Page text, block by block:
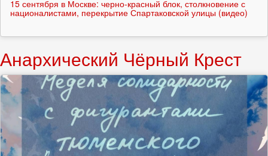
15 сентября в Москве: черно-красный блок, столкновение с
националистами, перекрытие Спартаковской улицы (видео)
Анархический Чёрный Крест